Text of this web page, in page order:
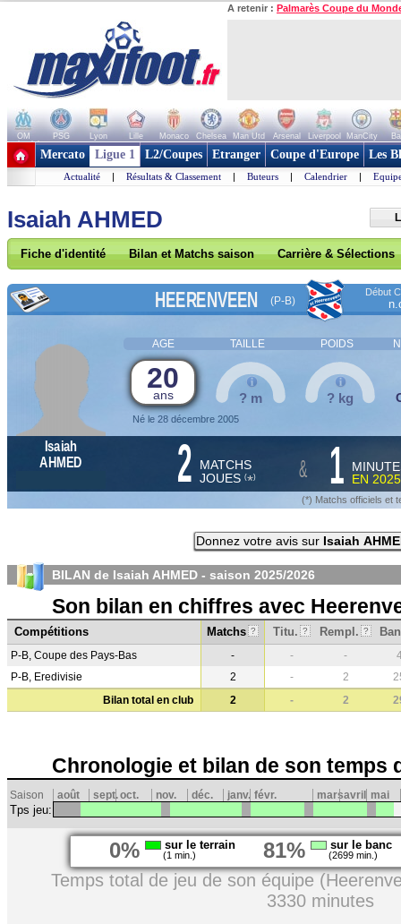
A retenir : Palmarès Coupe du
OM PSG Lyon Lille Monaco Chelsea Man Utd Arsenal Liverpool ManCity
+ de clubs
Mercato Ligue 1 L2/Coupes Etranger Coupe d'Europe Les
Actualité | Résultats & Classement | Buteurs | Calendrier |
Isaiah AHMED
Fiche d'identité Bilan et Matchs saison Carrière & Sélections
HEERENVEEN (P-B)
Début
AGE TAILLE POIDS
20
ans
Né le 28 décembre 2005
? m ? kg
Isaiah
AHMED
2 MATCHS
JOUES (*) & 1
EN
(*) Matchs officiels et
Donnez votre avis sur Isaiah
BILAN de Isaiah AHMED - saison 2025/2026
Son bilan en chiffres avec
Compétitions Matchs ? Titu. ? Rempl. ?
P-B, Coupe des Pays-Bas - - -
P-B, Eredivisie
2 - 2
Bilan total en club
2 - 2
Chronologie et bilan de son temps
Saison août sept.oct. nov. déc. janv. févr. marsavril mai
Tps jeu:
0% sur le terrain
(1 min.) 81% sur le banc
(2699 min.)
Temps total de jeu de son équipe
3330 minutes